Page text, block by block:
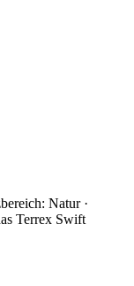
Natur ·
Terrex Swift